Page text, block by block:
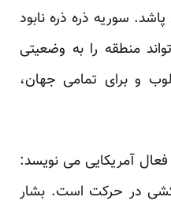
سوریه ذره ذره نابود
منطقه را به وضعیتی
و برای تمامی جهان،
آمریکایی می نویسد:
در حرکت است. بشار